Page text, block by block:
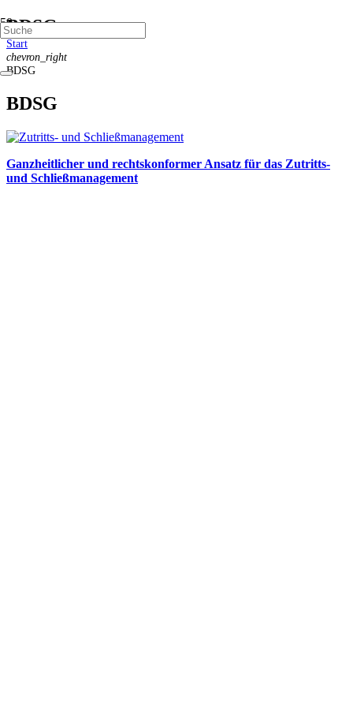
BDSG
Start
chevron_right
BDSG
BDSG
Ganzheitlicher und rechtskonformer Ansatz für das Zutritts-
und Schließmanagement